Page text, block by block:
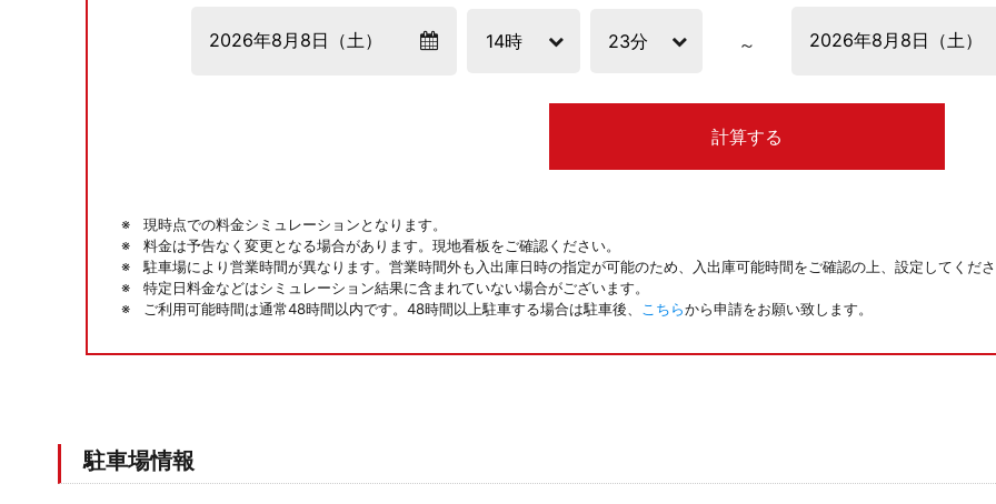
計算する
現時点での料金シミュレーションとなります。
料金は予告なく変更となる場合があります。現地看板をご確認ください。
駐車場により営業時間が異なります。営業時間外も入出庫日時の指定が可能のため、入出庫可能時間をご確認の上、設定してくだ
特定日料金などはシミュレーション結果に含まれていない場合がございます。
ご利用可能時間は通常48時間以内です。48時間以上駐車する場合は駐車後、
こちらから申請をお願い致します。
駐車場情報